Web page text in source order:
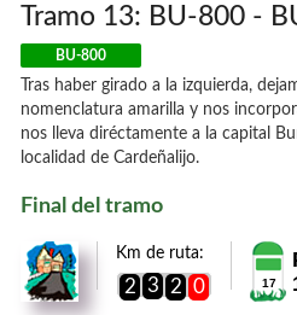
Tramo 13: BU-800 -
BU-800
Tras haber girado a la izquierda,
nomenclatura amarilla y nos
nos lleva diréctamente a la capital
localidad de Cardeñalijo.
Final del tramo
Km de ruta:
2 3 2 0 17